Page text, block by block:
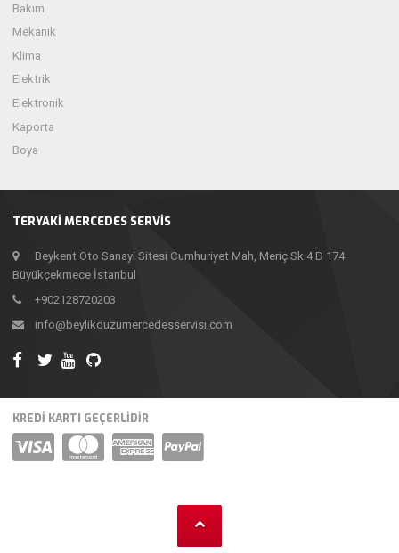
TERYAKI MERCEDES SERVIS
Beykent Oto Sanayi Sitesi Cumhuriyet Mah, Meriç Sk.4 D 174
Büyükçekmece İstanbul
+902128720203
info@beylikduzumercedesservisi.com
Bakım
Mekanik
Klima
Elektrik
Elektronik
Kaporta
Boya
KREDİ KARTI GEÇERLİDİR